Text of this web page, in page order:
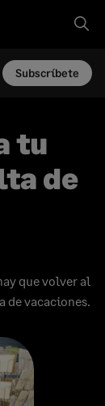
Subscríbete
tu
de
que volver al
de vacaciones.